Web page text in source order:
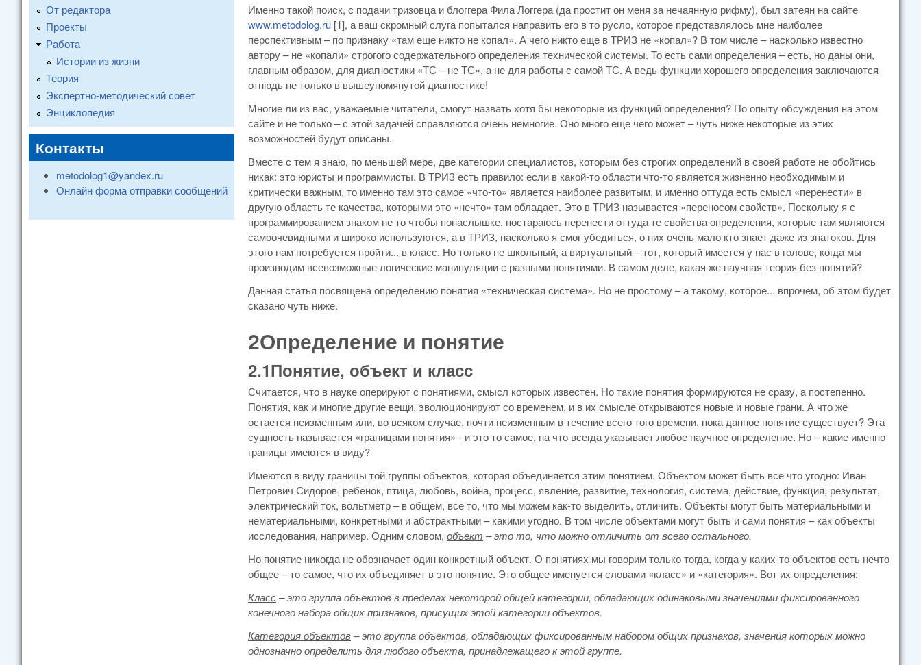
Именно такой поиск, с подачи тризовца и блоггера Фила Логгера (да простит он меня за нечаянную рифму), был затеян на сайте
www.metodolog.ru [1], а ваш скромный слуга попытался направить его в то русло, которое представлялось мне наиболее
перспективным – по признаку «там еще никто не копал». А чего никто еще в ТРИЗ не «копал»? В том числе – насколько известно
автору – не «копали» строгого содержательного определения технической системы. То есть сами определения – есть, но даны они,
главным образом, для диагностики «ТС – не ТС», а не для работы с самой ТС. А ведь функции хорошего определения заключаются
отнюдь не только в вышеупомянутой диагностике!
Многие ли из вас, уважаемые читатели, смогут назвать хотя бы некоторые из функций определения? По опыту обсуждения на этом
сайте и не только – с этой задачей справляются очень немногие. Оно много еще чего может – чуть ниже некоторые из этих
возможностей будут описаны.
Вместе с тем я знаю, по меньшей мере, две категории специалистов, которым без строгих определений в своей работе не обойтись
никак: это юристы и программисты. В ТРИЗ есть правило: если в какой-то области что-то является жизненно необходимым и
критически важным, то именно там это самое «что-то» является наиболее развитым, и именно оттуда есть смысл «перенести» в
другую область те качества, которыми это «нечто» там обладает. Это в ТРИЗ называется «переносом свойств». Поскольку я с
программированием знаком не то чтобы понаслышке, постараюсь перенести оттуда те свойства определения, которые там являются
самоочевидными и широко используются, а в ТРИЗ, насколько я смог убедиться, о них очень мало кто знает даже из знатоков. Для
этого нам потребуется пройти... в класс. Но только не школьный, а виртуальный – тот, который имеется у нас в голове, когда мы
производим всевозможные логические манипуляции с разными понятиями. В самом деле, какая же научная теория без понятий?
Данная статья посвящена определению понятия «техническая система». Но не простому – а такому, которое... впрочем, об этом будет
сказано чуть ниже.
2Определение и понятие
2.1Понятие, объект и класс
Считается, что в науке оперируют с понятиями, смысл которых известен. Но такие понятия формируются не сразу, а постепенно.
Понятия, как и многие другие вещи, эволюционируют со временем, и в их смысле открываются новые и новые грани. А что же
остается неизменным или, во всяком случае, почти неизменным в течение всего того времени, пока данное понятие существует? Эта
сущность называется «границами понятия» - и это то самое, на что всегда указывает любое научное определение. Но – какие именно
границы имеются в виду?
Имеются в виду границы той группы объектов, которая объединяется этим понятием. Объектом может быть все что угодно: Иван
Петрович Сидоров, ребенок, птица, любовь, война, процесс, явление, развитие, технология, система, действие, функция, результат,
электрический ток, вольтметр – в общем, все то, что мы можем как-то выделить, отличить. Объекты могут быть материальными и
нематериальными, конкретными и абстрактными – какими угодно. В том числе объектами могут быть и сами понятия – как объекты
исследования, например. Одним словом, объект – это то, что можно отличить от всего остального.
Но понятие никогда не обозначает один конкретный объект. О понятиях мы говорим только тогда, когда у каких-то объектов есть нечто
общее – то самое, что их объединяет в это понятие. Это общее именуется словами «класс» и «категория». Вот их определения:
Класс– это группа объектов в пределах некоторой общей категории, обладающих одинаковыми значениями фиксированного
конечного набора общих признаков, присущих этой категории объектов.
Категория объектов– это группа объектов, обладающих фиксированным набором общих признаков, значения которых можно
однозначно определить для любого объекта, принадлежащего к этой группе.
От редактора
Проекты
Работа
Истории из жизни
Теория
Экспертно-методический совет
Энциклопедия
Контакты
metodolog1@yandex.ru
Онлайн форма отправки сообщений